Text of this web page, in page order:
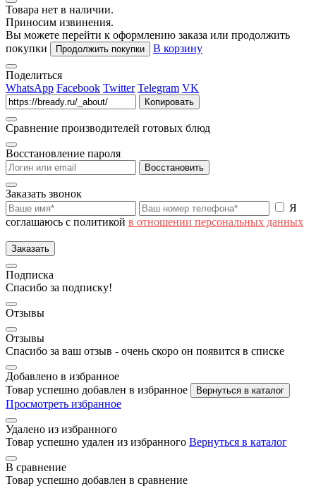
Товара нет в наличии.
Приносим извинения.
Вы можете перейти к оформлению заказа или продолжить
покупки
Продолжить покупки В корзину
Поделиться
WhatsApp Facebook Twitter Telegram VK
Копировать
Сравнение производителей готовых блюд
Восстановление пароля
Восстановить
Заказать звонок
Я
соглашаюсь с политикой в отношении персональных данных
Заказать
Подписка
Спасибо за подписку!
Отзывы
Отзывы
Спасибо за ваш отзыв - очень скоро он появится в списке
Добавлено в избранное
Товар успешно добавлен в избранное
Вернуться в каталог
Просмотреть избранное
Удалено из избранного
Товар успешно удален из избранного Вернуться в каталог
В сравнение
Товар успешно добавлен в сравнение